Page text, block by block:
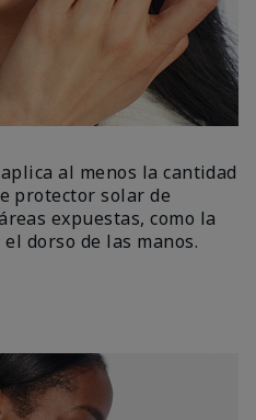
al menos la cantidad
protector solar de
expuestas, como la
dorso de las manos.